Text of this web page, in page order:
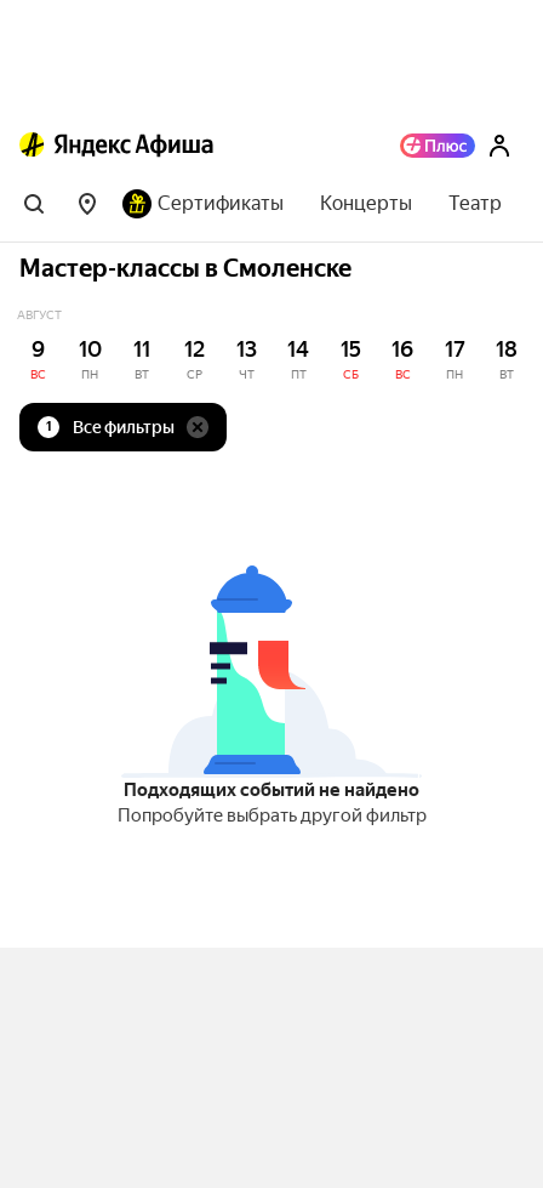
Сертификаты Концерты Театр
Мастер-классы в Смоленске
АВГУСТ
9
ВС
10
ПН
11
ВТ
12
СР
13
ЧТ
14
ПТ
15
СБ
16
ВС
17
ПН
18
ВТ
1 Все фильтры
Подходящих событий не найдено
Попробуйте выбрать другой фильтр